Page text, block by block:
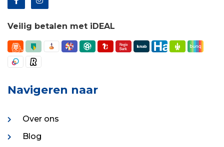
Veilig betalen met iDEAL
Navigeren naar
Over ons
Blog